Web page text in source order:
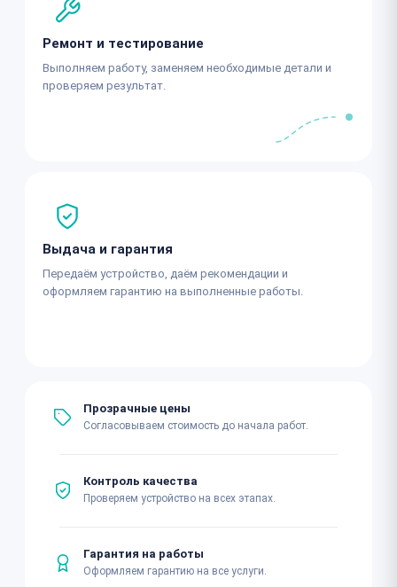
Ремонт и тестирование
Выполняем работу, заменяем необходимые детали и
проверяем результат.
Выдача и гарантия
Передаём устройство, даём рекомендации и
оформляем гарантию на выполненные работы.
Прозрачные цены
Согласовываем стоимость до начала работ.
Контроль качества
Проверяем устройство на всех этапах.
Гарантия на работы
Оформляем гарантию на все услуги.